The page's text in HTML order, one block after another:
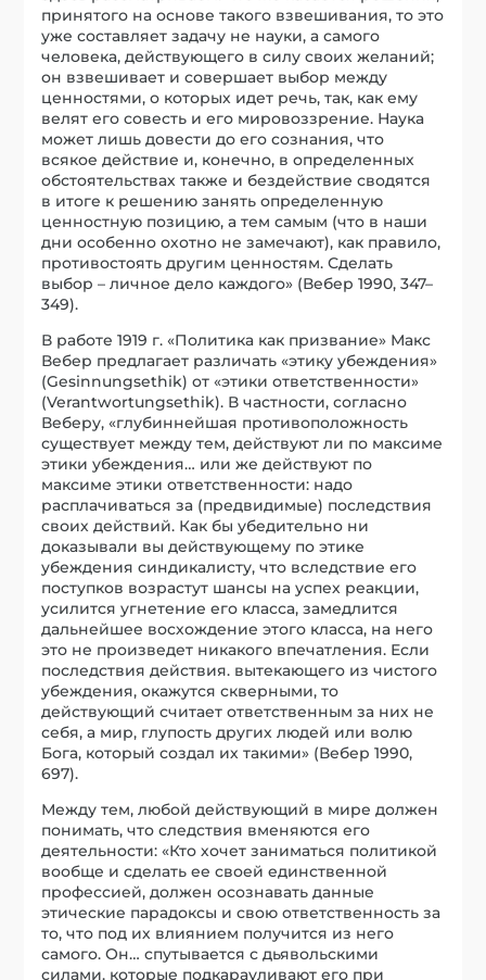
принятого на основе такого взвешивания, то это
уже составляет задачу не науки, а самого
человека, действующего в силу своих желаний;
он взвешивает и совершает выбор между
ценностями, о которых идет речь, так, как ему
велят его совесть и его мировоззрение. Наука
может лишь довести до его сознания, что
всякое действие и, конечно, в определенных
обстоятельствах также и бездействие сводятся
в итоге к решению занять определенную
ценностную позицию, а тем самым (что в наши
дни особенно охотно не замечают), как правило,
противостоять другим ценностям. Сделать
выбор – личное дело каждого» (Вебер 1990, 347–
349).
В работе 1919 г. «Политика как призвание» Макс
Вебер предлагает различать «этику убеждения»
(Gesinnungsethik) от «этики ответственности»
(Verantwortungsethik). В частности, согласно
Веберу, «глубиннейшая противоположность
существует между тем, действуют ли по максиме
этики убеждения… или же действуют по
максиме этики ответственности: надо
расплачиваться за (предвидимые) последствия
своих действий. Как бы убедительно ни
доказывали вы действующему по этике
убеждения синдикалисту, что вследствие его
поступков возрастут шансы на успех реакции,
усилится угнетение его класса, замедлится
дальнейшее восхождение этого класса, на него
это не произведет никакого впечатления. Если
последствия действия. вытекающего из чистого
убеждения, окажутся скверными, то
действующий считает ответственным за них не
себя, а мир, глупость других людей или волю
Бога, который создал их такими» (Вебер 1990,
697).
Между тем, любой действующий в мире должен
понимать, что следствия вменяются его
деятельности: «Кто хочет заниматься политикой
вообще и сделать ее своей единственной
профессией, должен осознавать данные
этические парадоксы и свою ответственность за
то, что под их влиянием получится из него
самого. Он… спутывается с дьявольскими
силами. которые подкарауливают его при